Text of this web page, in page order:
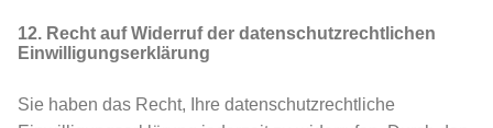
12. Recht auf Widerruf der datenschutzrechtlichen
Einwilligungserklärung
Sie haben das Recht, Ihre datenschutzrechtliche